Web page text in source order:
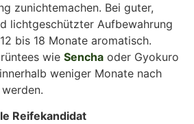
zunichtemachen. Bei guter,
lichtgeschützter Aufbewahrung
bis 18 Monate aromatisch.
wie Sencha oder Gyokuro
weniger Monate nach
Reifekandidat